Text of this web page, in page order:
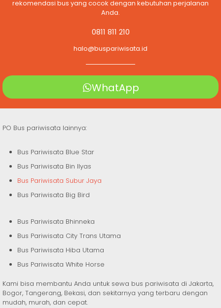
rekomendasi bus yang cocok dengan kebutuhan perjalanan
Anda.
0811 811 210
halo@buspariwisata.id
WhatApp
PO Bus pariwisata lainnya:
Bus Pariwisata Blue Star
Bus Pariwisata Bin Ilyas
Bus Pariwisata Subur Jaya
Bus Pariwisata Big Bird
Bus Pariwisata Bhinneka
Bus Pariwisata City Trans Utama
Bus Pariwisata Hiba Utama
Bus Pariwisata White Horse
Kami bisa membantu Anda untuk sewa bus pariwisata di Jakarta,
Bogor, Tangerang, Bekasi, dan sekitarnya yang terbaru dengan
mudah, murah, dan cepat.